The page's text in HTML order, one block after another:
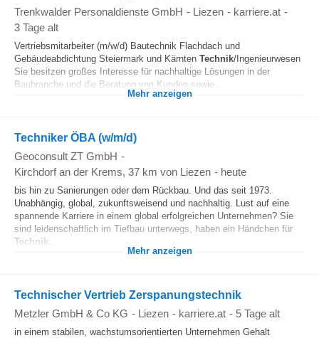
Trenkwalder Personaldienste GmbH - Liezen - karriere.at -
3 Tage alt
Vertriebsmitarbeiter (m/w/d) Bautechnik Flachdach und
Gebäudeabdichtung Steiermark und Kärnten Technik/Ingenieurwesen
Sie besitzen großes Interesse für nachhaltige Lösungen in der
Baubranche und die Beratung von Kunden sowie...
Mehr anzeigen
Techniker ÖBA (w/m/d)
Geoconsult ZT GmbH -
Kirchdorf an der Krems, 37 km von Liezen - heute
bis hin zu Sanierungen oder dem Rückbau. Und das seit 1973.
Unabhängig, global, zukunftsweisend und nachhaltig. Lust auf eine
spannende Karriere in einem global erfolgreichen Unternehmen? Sie
sind leidenschaftlich im Tiefbau unterwegs, haben ein Händchen für
Technik
Mehr anzeigen
Technischer Vertrieb Zerspanungstechnik
Metzler GmbH & Co KG - Liezen - karriere.at - 5 Tage alt
in einem stabilen, wachstumsorientierten Unternehmen Gehalt